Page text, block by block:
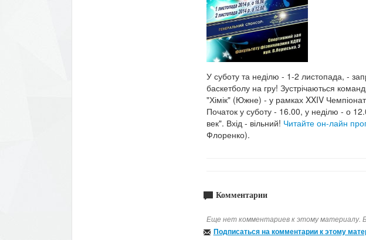
У суботу та неділю - 1-2 листопада, -
баскетболу на гру! Зустрічаються
"Хімік" (Южне) - у рамках XXIV
Початок у суботу - 16.00, у неділю - о
век". Вхід - вільний! Читайте он-лайн
Флоренко).
Комментарии
Еще нет комментариев к этому материалу.
Подписаться на комментарии к этому